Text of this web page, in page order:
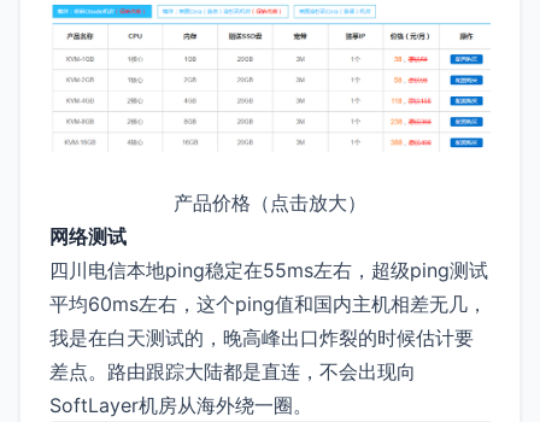
产品价格（点击放大）
网络测试
四川电信本地ping稳定在55ms左右，超级ping测试
平均60ms左右，这个ping值和国内主机相差无几，
我是在白天测试的，晚高峰出口炸裂的时候估计要
差点。路由跟踪大陆都是直连，不会出现向
SoftLayer机房从海外绕一圈。